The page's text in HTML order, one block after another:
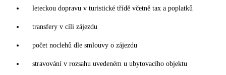
leteckou dopravu v turistické třídě včetně tax a poplatků
transfery v cíli zájezdu
počet noclehů dle smlouvy o zájezdu
stravování v rozsahu uvedeném u ubytovacího objektu